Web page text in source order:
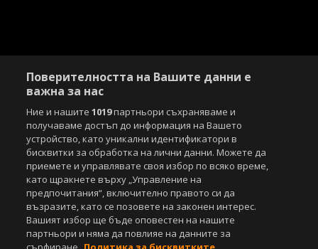
Поверителността на Вашите данни е
важна за нас
Ние и нашите1019партньори съхраняваме и
получаваме достъп до информация на Вашето
устройство, като уникални идентификатори в
бисквитки за обработка на лични данни. Можете да
приемете и управлявате своя избор по всяко време,
като щракнете върху „Управление на
предпочитания“, включително правото си да
възразите, като се позовете на законен интерес.
Вашият избор ще бъде оповестен на нашите
партньори и няма да повлияе на данните за